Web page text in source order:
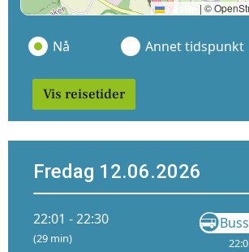
Leaflet | ©
Nå Annet tidspunkt
Vis reisetider
Fredag 12.06.2026
22:01 - 22:30
(29 min)
Buss